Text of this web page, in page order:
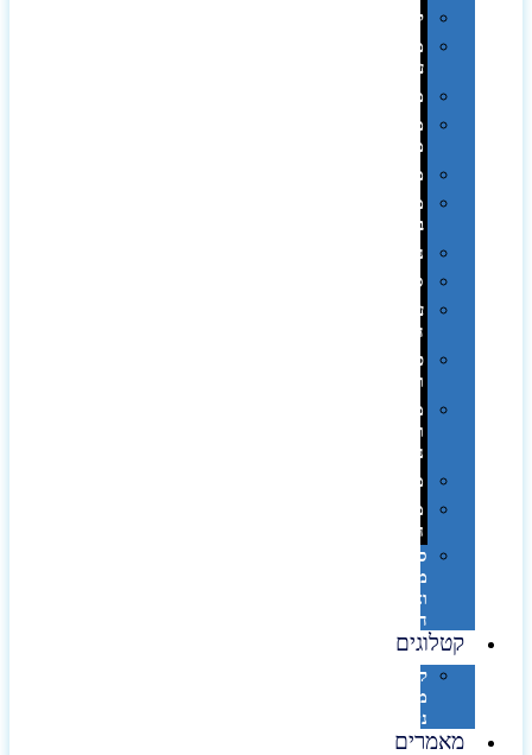
למטבח
מוצרי
עור
מחברות
מחזיקי
מפתחות
משחקים
מתנה
בפחית
נסיעות
ספורט
על
השולחן…
פינוק
וספא
מזוודות
ותיקי
נסיעות
מטריות
מוצרי
חוף
סביבת
מחשב
וציוד
היקפי
קטלוגים
קטלוג
מוצרי
נייר
מאמרים